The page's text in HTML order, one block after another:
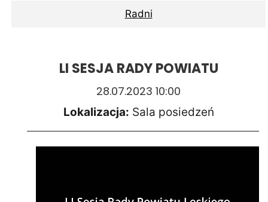
Radni
LI SESJA RADY POWIATU
28.07.2023 10:00
Lokalizacja: Sala posiedzeń